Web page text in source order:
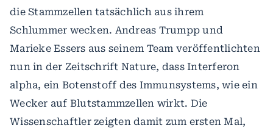
die Stammzellen tatsächlich aus ihrem
Schlummer wecken. Andreas Trumpp und
Marieke Essers aus seinem Team veröffentlichten
nun in der Zeitschrift Nature, dass Interferon
alpha, ein Botenstoff des Immunsystems, wie ein
Wecker auf Blutstammzellen wirkt. Die
Wissenschaftler zeigten damit zum ersten Mal,